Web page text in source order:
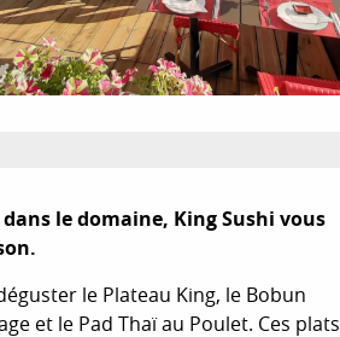
le domaine, King Sushi vous
le Plateau King, le Bobun
et le Pad Thaï au Poulet. Ces plats